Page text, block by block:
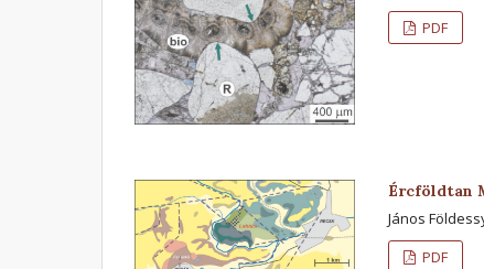
PDF
Ércföldtan
János
PDF